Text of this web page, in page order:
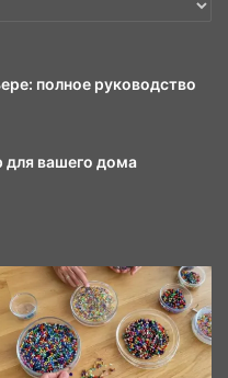
полное руководство
для вашего дома